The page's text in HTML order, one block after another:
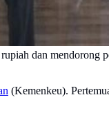
dan mendorong
(Kemenkeu).